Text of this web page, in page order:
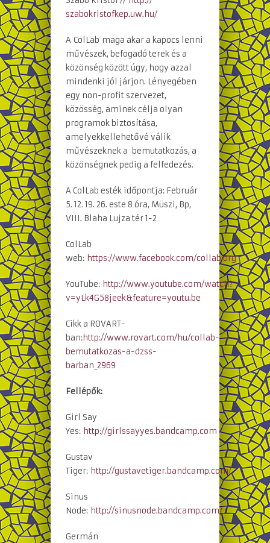
szabokristofkep.uw.hu/
A ColLab maga akar a kapocs lenni
művészek, befogadó terek és a
közönség között úgy, hogy azzal
mindenki jól járjon. Lényegében
egy non-profit szervezet,
közösség, aminek célja olyan
programok biztosítása,
amelyekkellehetővé válik
művészeknek a bemutatkozás, a
közönségnek pedig a felfedezés.
A ColLab esték időpontja: Február
5. 12. 19. 26. este 8 óra, Müszi, Bp,
VIII. Blaha Lujza tér 1-2
ColLab
web: https://www.facebook.com/collab.org
YouTube: http://www.youtube.com/watch?
v=yLk4G58jeek&feature=youtu.be
Cikk a ROVART-
ban:http://www.rovart.com/hu/collab-
bemutatkozas-a-dzss-
barban_2969
Fellépők:
Girl Say
Yes: http://girlssayyes.bandcamp.com
Gustav
Tiger: http://gustavetiger.bandcamp.com/
Sinus
Node: http://sinusnode.bandcamp.com/
Germán